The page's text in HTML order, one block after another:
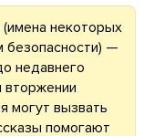
некоторых
безопасности) —
недавнего
вторжении
могут вызвать
помогают